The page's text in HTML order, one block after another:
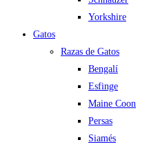
Yorkshire
Gatos
Razas de Gatos
Bengalí
Esfinge
Maine Coon
Persas
Siamés